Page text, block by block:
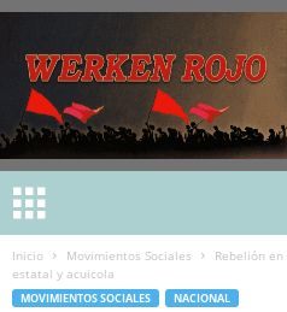
Inicio Movimientos Sociales
Rebelión
estatal y acuicola
MOVIMIENTOS SOCIALES NACIONAL